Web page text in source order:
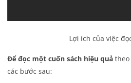
Lợi ích của việc
Để đọc một cuốn sách hiệu quả
các bước sau: